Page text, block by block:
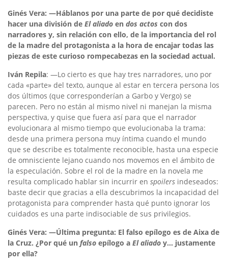
Ginés Vera: —Háblanos por una parte de por qué decidiste
hacer una división de El aliado en dos actos con dos
narradores y, sin relación con ello, de la importancia del rol
de la madre del protagonista a la hora de encajar todas las
piezas de este curioso rompecabezas en la sociedad actual.
Iván Repila: —Lo cierto es que hay tres narradores, uno por
cada «parte» del texto, aunque al estar en tercera persona los
dos últimos (que corresponderían a Garbo y Vergo) se
parecen. Pero no están al mismo nivel ni manejan la misma
perspectiva, y quise que fuera así para que el narrador
evolucionara al mismo tiempo que evolucionaba la trama:
desde una primera persona muy íntima cuando el mundo
que se describe es totalmente reconocible, hasta una especie
de omnisciente lejano cuando nos movemos en el ámbito de
la especulación. Sobre el rol de la madre en la novela me
resulta complicado hablar sin incurrir en spoilers indeseados:
baste decir que gracias a ella descubrimos la incapacidad del
protagonista para comprender hasta qué punto ignorar los
cuidados es una parte indisociable de sus privilegios.
Ginés Vera: —Última pregunta: El falso epílogo es de Aixa de
la Cruz. ¿Por qué un falso epílogo a El aliado y… justamente
por ella?